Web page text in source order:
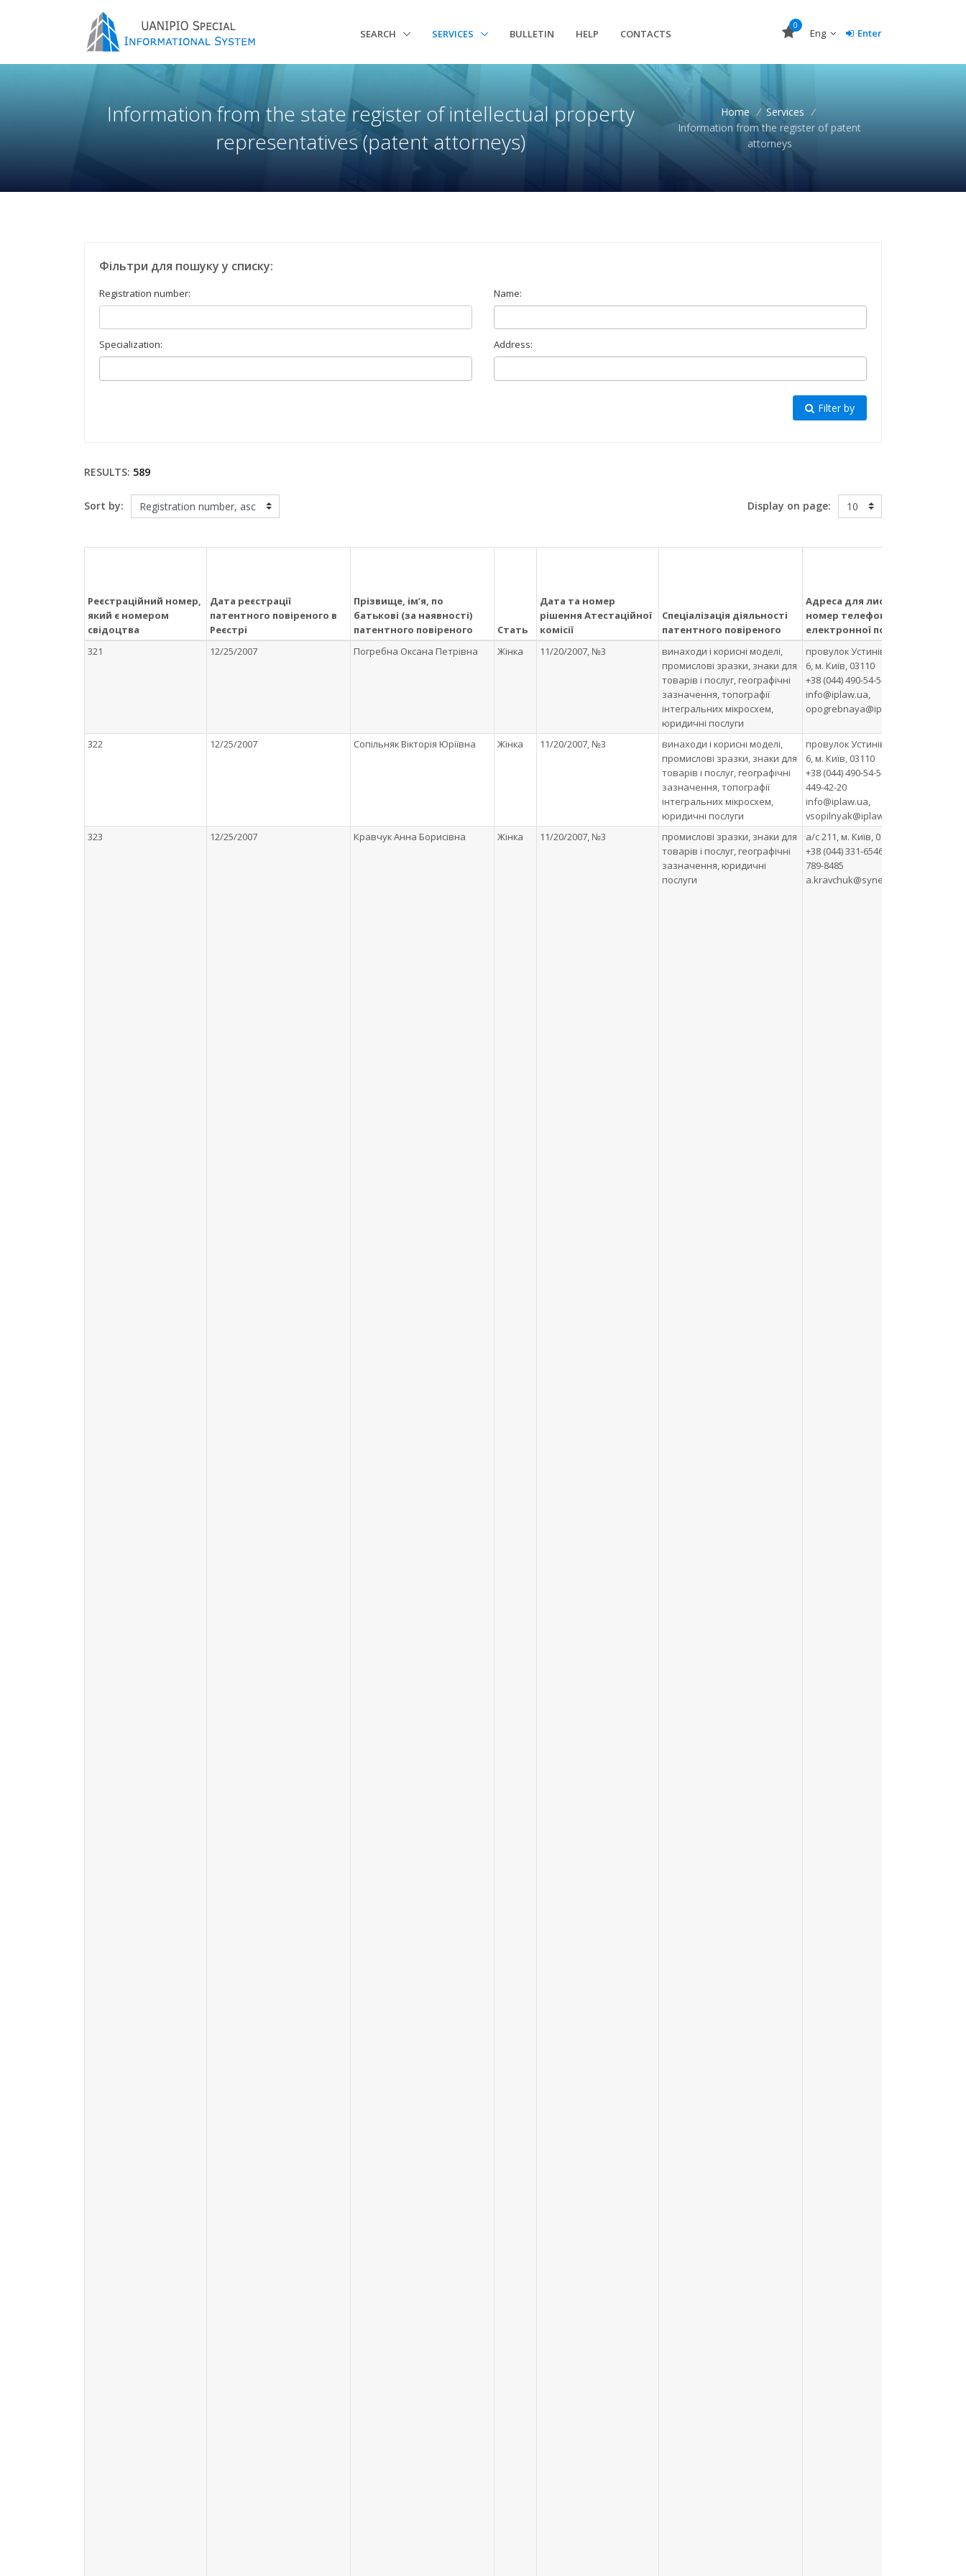
SEARCH SERVICES BULLETIN HELP CONTACTS
0
Eng Enter
Information from the state register of intellectual property
representatives (patent attorneys)
Home / Services /
Information from the register of patent
attorneys
Фільтри для пошуку у списку:
Registration number: Name:
Specialization: Address:
Filter by
RESULTS: 589
Sort by: Display on page:
Реєстраційний номер,
який є номером
свідоцтва
Дата реєстрації
патентного повіреного в
Реєстрі
Прізвище, ім’я, по
батькові (за наявності)
патентного повіреного
Стать
Дата та номер
рішення Атестаційної
комісії
Спеціалізація діяльності
патентного повіреного
Адреса для листування,
номер телефону, адреса
електронної пошти
321
12/25/2007 Погребна Оксана Петрівна Жінка 11/20/2007, №3
винаходи і корисні моделі,
промислові зразки, знаки для
товарів і послуг, географічні
зазначення, топографії
інтегральних мікросхем,
юридичні послуги
провулок Устинівський, буд.
6, м. Київ, 03110
+38 (044) 490-54-54
info@iplaw.ua,
opogrebnaya@iplaw.ua
322 12/25/2007 Сопільняк Вікторія Юріївна Жінка 11/20/2007, №3
винаходи і корисні моделі,
промислові зразки, знаки для
товарів і послуг, географічні
зазначення, топографії
інтегральних мікросхем,
юридичні послуги
провулок Устинівський, буд.
6, м. Київ, 03110
+38 (044) 490-54-54, +38 (067)
449-42-20
info@iplaw.ua,
vsopilnyak@iplaw.ua
323 12/25/2007 Кравчук Анна Борисівна Жінка 11/20/2007, №3
промислові зразки, знаки для
товарів і послуг, географічні
зазначення, юридичні
послуги
а/с 211, м. Київ, 01054
+38 (044) 331-6546, +38 (067)
789-8485
a.kravchuk@synergy.ua